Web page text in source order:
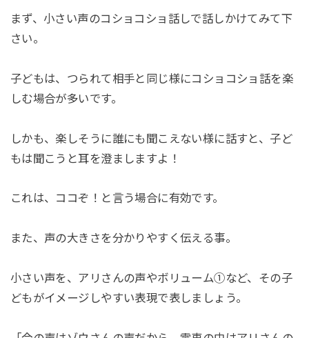
まず、小さい声のコショコショ話しで話しかけてみて下
さい。
子どもは、つられて相手と同じ様にコショコショ話を楽
しむ場合が多いです。
しかも、楽しそうに誰にも聞こえない様に話すと、子ど
もは聞こうと耳を澄ましますよ！
これは、ココぞ！と言う場合に有効です。
また、声の大きさを分かりやすく伝える事。
小さい声を、アリさんの声やボリューム①など、その子
どもがイメージしやすい表現で表しましょう。